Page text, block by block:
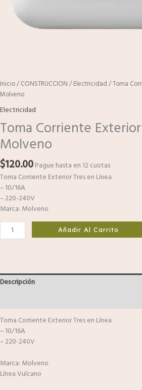
Inicio/CONSTRUCCION /Electricidad / Toma
Molveno
Electricidad
Toma Corriente
Molveno
$120.00Pague hasta en 12 cuotas
Toma Corriente Exterior Tres en Línea
– 10/16A
– 220-240V
Marca: Molveno
Añadir Al Carrito
Descripción
Toma Corriente Exterior Tres en Línea
– 10/16A
– 220-240V
Marca: Molveno
Línea Vulcano